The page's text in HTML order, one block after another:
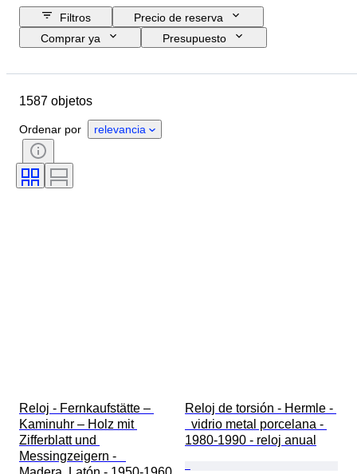
Filtros
Precio de reserva
Comprar ya
Presupuesto
Marca
País de origen
Género
Estado
Certificado
Firma
1587 objetos
Ordenar por relevancia
Reloj - Fernkaufstätte –
Kaminuhr – Holz mit
Zifferblatt und
Messingzeigern -
Reloj de torsión - Hermle -
  vidrio metal porcelana -
1980-1990 - reloj anual